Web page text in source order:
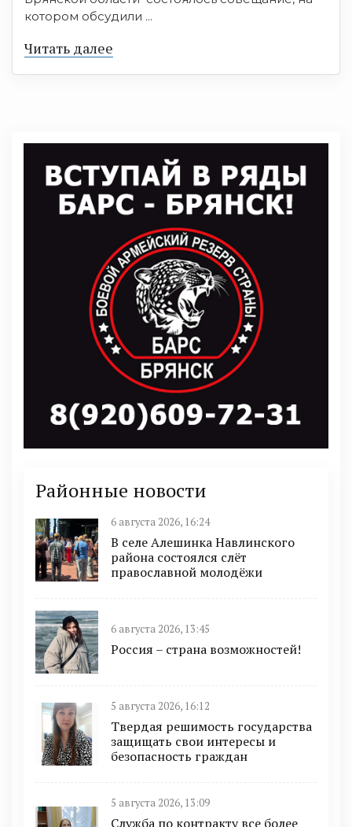
котором обсудили ...
Читать далее
Районные новости
6 августа 2026, 16:24
В селе Алешинка Навлинского
района состоялся слёт
православной молодёжи
6 августа 2026, 13:45
Россия – страна возможностей!
5 августа 2026, 16:12
Твердая решимость государства
защищать свои интересы и
безопасность граждан
5 августа 2026, 13:09
Служба по контракту все более